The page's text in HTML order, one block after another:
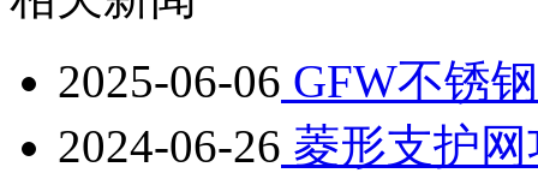
2025-06-06 GFW不锈
2024-06-26 菱形支护